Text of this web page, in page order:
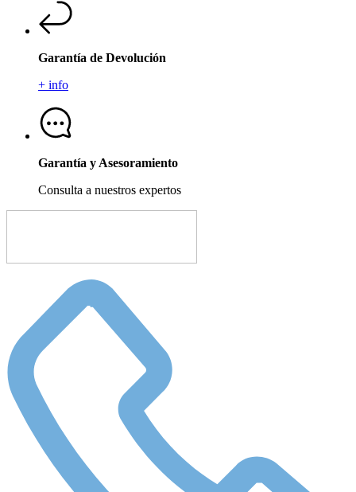
Garantía de Devolución
+ info
Garantía y Asesoramiento
Consulta a nuestros expertos